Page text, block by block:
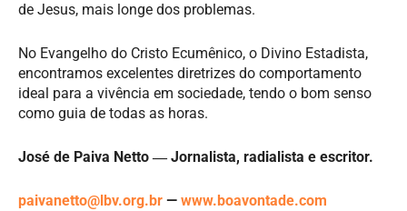
de Jesus, mais longe dos problemas.
No Evangelho do Cristo Ecumênico, o Divino Estadista,
encontramos excelentes diretrizes do comportamento
ideal para a vivência em sociedade, tendo o bom senso
como guia de todas as horas.
José de Paiva Netto ― Jornalista, radialista e escritor.
paivanetto@lbv.org.br — www.boavontade.com